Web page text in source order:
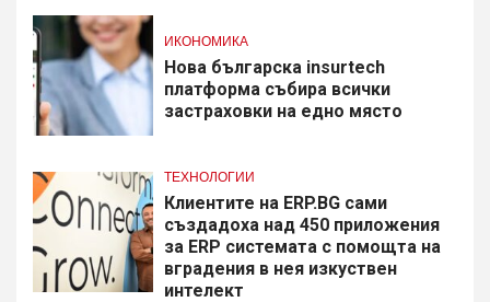
ИКОНОМИКА
Нова българска insurtech
платформа събира всички
застраховки на едно място
ТЕХНОЛОГИИ
Клиентите на ERP.BG сами
създадоха над 450 приложения
за ERP системата с помощта на
вградения в нея изкуствен
интелект